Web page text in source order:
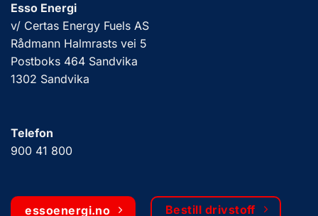
Esso Energi
v/ Certas Energy Fuels AS
Rådmann Halmrasts vei 5
Postboks 464 Sandvika
1302 Sandvika
Telefon
900 41 800
essoenergi.no Bestill drivstoff